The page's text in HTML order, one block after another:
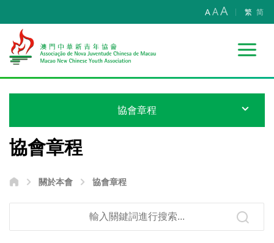
AAA 繁 简
協會章程
協會章程
關於本會 協會章程